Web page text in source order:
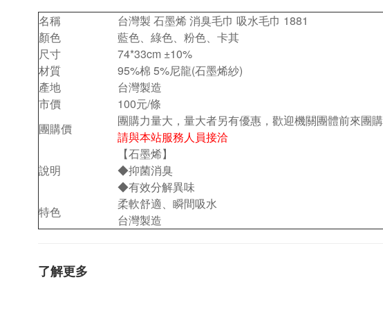
名稱
台灣製 石墨烯 消臭毛巾 吸水毛巾 1881
顏色
藍色、綠色、粉色、卡其
尺寸
74*33cm ±10%
材質
95%棉 5%尼龍(石墨烯紗)
產地
台灣製造
市價
100元/條
團購價
團購力量大，量大者另有優惠，歡迎機關團體前來團購
請與本站服務人員接洽
說明
【石墨烯】
◆抑菌消臭
◆有效分解異味
特色
柔軟舒適、瞬間吸水
台灣製造
了解更多